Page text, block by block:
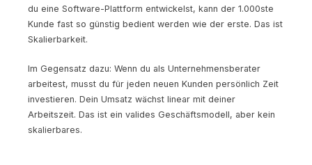
du eine Software-Plattform entwickelst, kann der 1.000ste
Kunde fast so günstig bedient werden wie der erste. Das ist
Skalierbarkeit.
Im Gegensatz dazu: Wenn du als Unternehmensberater
arbeitest, musst du für jeden neuen Kunden persönlich Zeit
investieren. Dein Umsatz wächst linear mit deiner
Arbeitszeit. Das ist ein valides Geschäftsmodell, aber kein
skalierbares.